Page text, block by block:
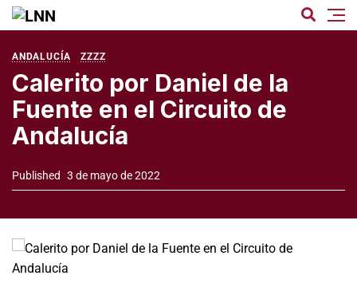
ANDALUCÍA ZZZZ
Calerito por Daniel de la
Fuente en el Circuito de
Andalucía
Published 3 de mayo de 2022